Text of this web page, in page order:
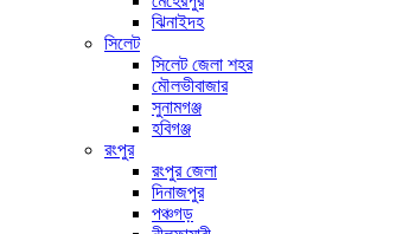
ঝিনাইদহ
সিলেট
সিলেট জেলা শহর
মৌলভীবাজার
সুনামগঞ্জ
হবিগঞ্জ
রংপুর
রংপুর জেলা
দিনাজপুর
পঞ্চগড়